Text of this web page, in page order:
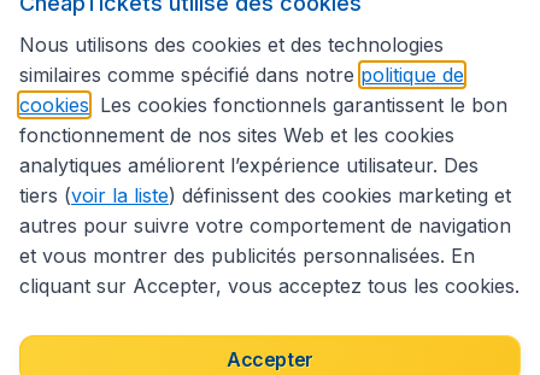
Suivez CheapTickets.be
Déclaration d’accessibilité
Conditions générales
Déclaration de confidentialité
Nous utilisons des cookies et des technologies
similaires comme spécifié dans notre politique de
cookies . Les cookies fonctionnels garantissent le bon
fonctionnement de nos sites Web et les cookies
analytiques améliorent l’expérience utilisateur. Des
tiers (voir la liste) définissent des cookies marketing et
autres pour suivre votre comportement de navigation
et vous montrer des publicités personnalisées. En
cliquant sur Accepter, vous acceptez tous les cookies.
Accepter